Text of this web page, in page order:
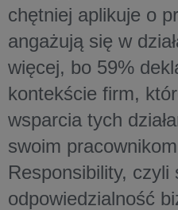
chętniej aplikuje o
angażują się w
więcej, bo 59%
kontekście firm,
wsparcia tych
swoim
Responsibility, czyli
odpowiedzialność